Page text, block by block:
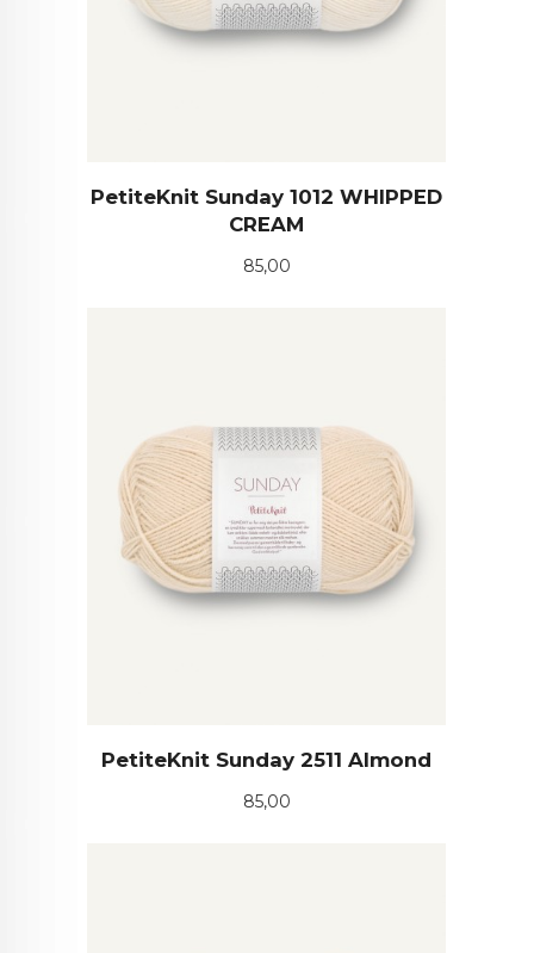
PetiteKnit Sunday 1012 WHIPPED
CREAM
Pris
85,00
PetiteKnit Sunday 2511 Almond
Pris
85,00